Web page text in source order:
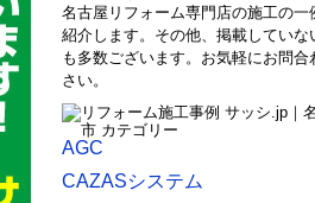
名古屋リフォーム専門店の施工の一
紹介します。その他、掲載していな
も多数ございます。お気軽にお問合
さい。
AGC
CAZASシステム